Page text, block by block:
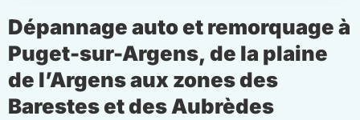
Dépannage auto et remorquage à
Puget-sur-Argens, de la plaine
de l’Argens aux zones des
Barestes et des Aubrèdes